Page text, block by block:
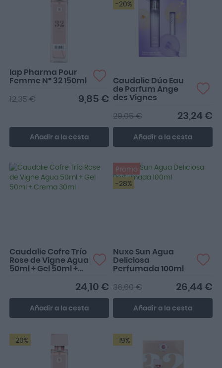
Iap Pharma Pour
Femme Nº 32 150ml
9,85 €
12,35 €
Añadir a la cesta
-20%
Perfecto para un regalo o
Caudalie Dúo Eau
de Parfum Ange
des Vignes
23,24 €
29,05 €
Añadir a la cesta
Caudalie Cofre Trío
Rose de Vigne Agua
50ml + Gel 50ml +
24,10 €
Añadir a la cesta
Promo
-28%
Nuxe Sun Agua
Deliciosa
Perfumada 100ml
26,44 €
36,60 €
Añadir a la cesta
-20% -19%